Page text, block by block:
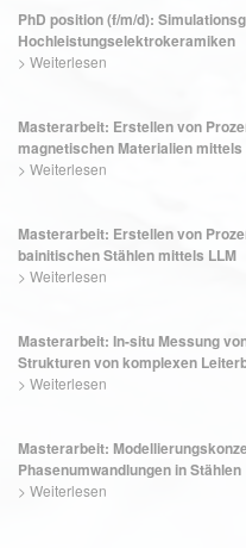
PhD position (f/m/d):
Hochleistungselektrokeramiken
> Weiterlesen
Masterarbeit: Erstellen von
magnetischen Materialien mittels
> Weiterlesen
Masterarbeit: Erstellen von
bainitischen Stählen mittels LLM
> Weiterlesen
Masterarbeit: In-situ Messung
Strukturen von komplexen
> Weiterlesen
Masterarbeit:
Phasenumwandlungen in Stählen
> Weiterlesen